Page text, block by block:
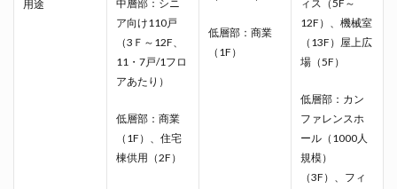
用途
中層部：シニ
ア向け110戸
（3Ｆ～12F、
11・7戸/1フロ
アあたり）
低層部：商業
（1F）、住宅
棟供用（2F）
低層部：商業
（1F）
ィス（5F～
12F）、機械室
（13F）屋上広
場（5F）
低層部：カン
ファレンスホ
ール（1000人
規模）
（3F）、フィ